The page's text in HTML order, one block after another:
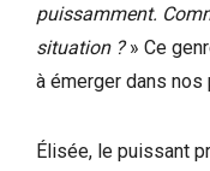
puissamment.
situation ?» Ce
à émerger dans nos
Élisée, le puissant